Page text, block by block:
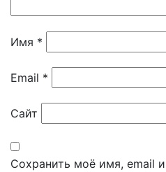
Имя *
Email *
Сайт
Сохранить моё имя, email